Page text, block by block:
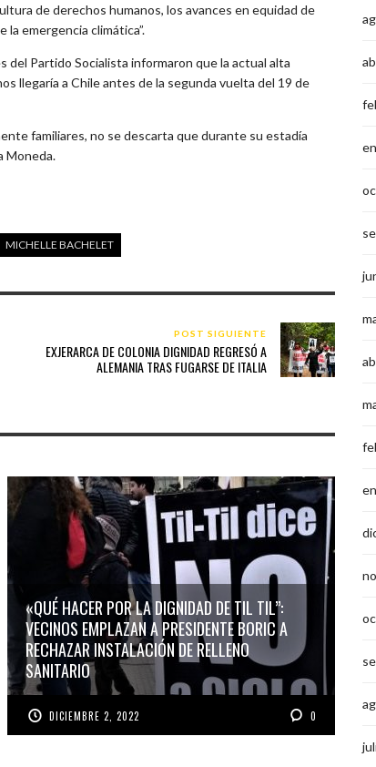
de derechos humanos, los avances en equidad de
emergencia climática”.
Partido Socialista informaron que la actual alta
llegaría a Chile antes de la segunda vuelta del 19 de
familiares, no se descarta que durante su estadía
Moneda.
MICHELLE BACHELET
POST SIGUIENTE
EXJERARCA DE COLONIA DIGNIDAD REGRESÓ A
ALEMANIA TRAS FUGARSE DE ITALIA
«QUÉ HACER POR LA DIGNIDAD DE TIL TIL”:
VECINOS EMPLAZAN A PRESIDENTE BORIC A
RECHAZAR INSTALACIÓN DE RELLENO
SANITARIO
DICIEMBRE 2, 2022 0